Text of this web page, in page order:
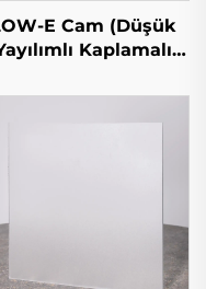
E Cam (Düşük
Kaplamalı